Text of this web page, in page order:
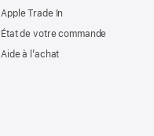
Apple Trade In
État de votre commande
Aide à l’achat